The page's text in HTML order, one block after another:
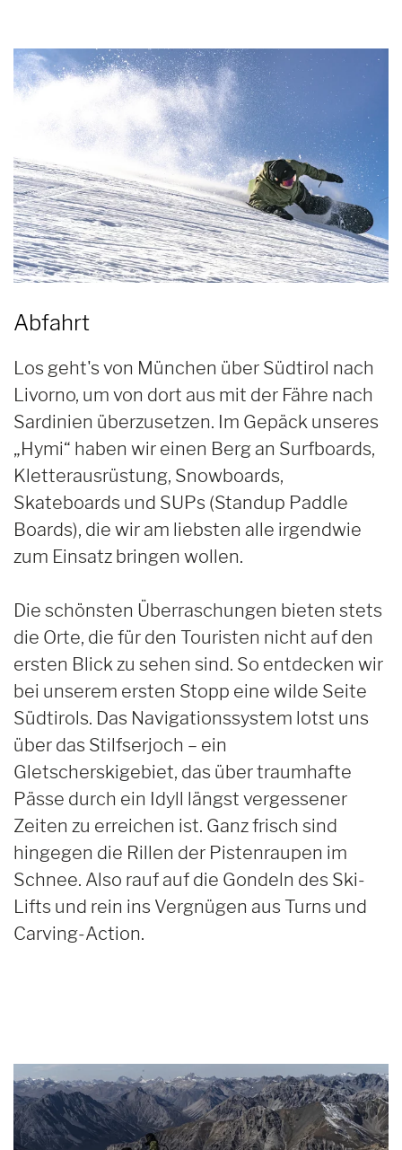
Abfahrt
Los geht's von München über Südtirol nach
Livorno, um von dort aus mit der Fähre nach
Sardinien überzusetzen. Im Gepäck unseres
„Hymi“ haben wir einen Berg an Surfboards,
Kletterausrüstung, Snowboards,
Skateboards und SUPs (Standup Paddle
Boards), die wir am liebsten alle irgendwie
zum Einsatz bringen wollen.
Die schönsten Überraschungen bieten stets
die Orte, die für den Touristen nicht auf den
ersten Blick zu sehen sind. So entdecken wir
bei unserem ersten Stopp eine wilde Seite
Südtirols. Das Navigationssystem lotst uns
über das Stilfserjoch – ein
Gletscherskigebiet, das über traumhafte
Pässe durch ein Idyll längst vergessener
Zeiten zu erreichen ist. Ganz frisch sind
hingegen die Rillen der Pistenraupen im
Schnee. Also rauf auf die Gondeln des Ski-
Lifts und rein ins Vergnügen aus Turns und
Carving-Action.